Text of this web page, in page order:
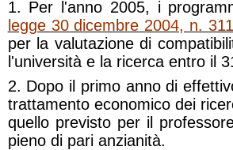
1. Per l'anno 2005, i
legge 30 dicembre 2004, n.
per la valutazione di
l'università e la ricerca entro il
2. Dopo il primo anno di
trattamento economico dei
quello previsto per il
pieno di pari anzianità.